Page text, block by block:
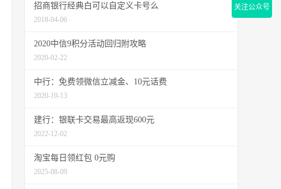
招商银行经典白可以自定义卡号么
2018-04-06
2020中信9积分活动回归附攻略
2020-02-22
中行：免费领微信立减金、10元话费
2020-10-13
建行：银联卡交易最高返现600元
2022-12-02
淘宝每日领红包 0元购
2025-08-09
关注公众号